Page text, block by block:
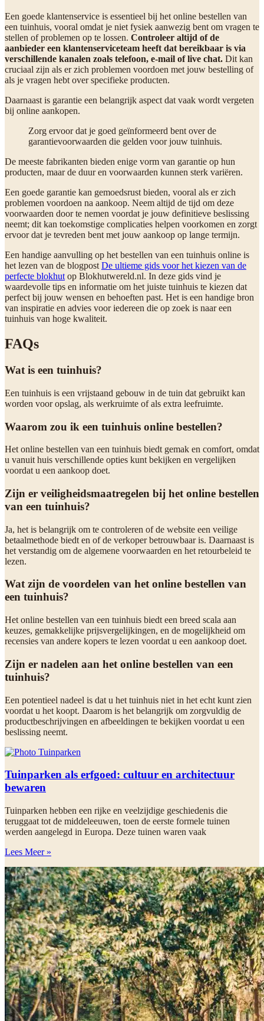
Een goede klantenservice is essentieel bij het online bestellen van
een tuinhuis, vooral omdat je niet fysiek aanwezig bent om vragen te
stellen of problemen op te lossen. Controleer altijd of de
aanbieder een klantenserviceteam heeft dat bereikbaar is via
verschillende kanalen zoals telefoon, e-mail of live chat. Dit kan
cruciaal zijn als er zich problemen voordoen met jouw bestelling of
als je vragen hebt over specifieke producten.
Daarnaast is garantie een belangrijk aspect dat vaak wordt vergeten
bij online aankopen.
Zorg ervoor dat je goed geïnformeerd bent over de
garantievoorwaarden die gelden voor jouw tuinhuis.
De meeste fabrikanten bieden enige vorm van garantie op hun
producten, maar de duur en voorwaarden kunnen sterk variëren.
Een goede garantie kan gemoedsrust bieden, vooral als er zich
problemen voordoen na aankoop. Neem altijd de tijd om deze
voorwaarden door te nemen voordat je jouw definitieve beslissing
neemt; dit kan toekomstige complicaties helpen voorkomen en zorgt
ervoor dat je tevreden bent met jouw aankoop op lange termijn.
Een handige aanvulling op het bestellen van een tuinhuis online is
het lezen van de blogpost De ultieme gids voor het kiezen van de
perfecte blokhut op Blokhutwereld.nl. In deze gids vind je
waardevolle tips en informatie om het juiste tuinhuis te kiezen dat
perfect bij jouw wensen en behoeften past. Het is een handige bron
van inspiratie en advies voor iedereen die op zoek is naar een
tuinhuis van hoge kwaliteit.
FAQs
Wat is een tuinhuis?
Een tuinhuis is een vrijstaand gebouw in de tuin dat gebruikt kan
worden voor opslag, als werkruimte of als extra leefruimte.
Waarom zou ik een tuinhuis online bestellen?
Het online bestellen van een tuinhuis biedt gemak en comfort, omdat
u vanuit huis verschillende opties kunt bekijken en vergelijken
voordat u een aankoop doet.
Zijn er veiligheidsmaatregelen bij het online bestellen
van een tuinhuis?
Ja, het is belangrijk om te controleren of de website een veilige
betaalmethode biedt en of de verkoper betrouwbaar is. Daarnaast is
het verstandig om de algemene voorwaarden en het retourbeleid te
lezen.
Wat zijn de voordelen van het online bestellen van
een tuinhuis?
Het online bestellen van een tuinhuis biedt een breed scala aan
keuzes, gemakkelijke prijsvergelijkingen, en de mogelijkheid om
recensies van andere kopers te lezen voordat u een aankoop doet.
Zijn er nadelen aan het online bestellen van een
tuinhuis?
Een potentieel nadeel is dat u het tuinhuis niet in het echt kunt zien
voordat u het koopt. Daarom is het belangrijk om zorgvuldig de
productbeschrijvingen en afbeeldingen te bekijken voordat u een
beslissing neemt.
Tuinparken als erfgoed: cultuur en architectuur
bewaren
Tuinparken hebben een rijke en veelzijdige geschiedenis die
teruggaat tot de middeleeuwen, toen de eerste formele tuinen
werden aangelegd in Europa. Deze tuinen waren vaak
Lees Meer »